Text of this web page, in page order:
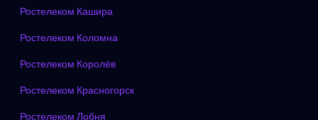
Ростелеком Кашира
Ростелеком Коломна
Ростелеком Королёв
Ростелеком Красногорск
Ростелеком Лобня